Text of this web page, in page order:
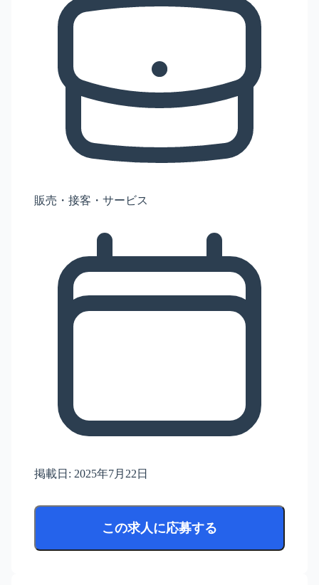
販売・接客・サービス
掲載日: 2025年7月22日
この求人に応募する